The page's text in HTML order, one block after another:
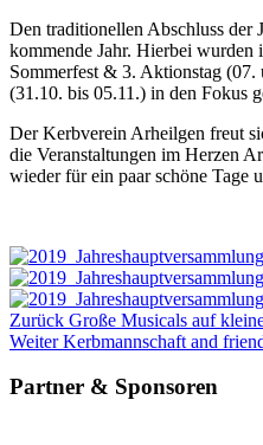
Den tra­di­tio­nel­len Abschluss
kom­men­de Jahr. Hier­bei wur­den
Som­mer­fest & 3. Akti­ons­tag
(31.10. bis 05.11.) in den Fokus
Der Kerb­ver­ein Arheil­gen freut
die Ver­an­stal­tun­gen im Her­zen
wie­der für ein paar schö­ne Tage
Beitragsnavigation
Vorheriger
Beitrag
Zurück Große Musicals auf
Nächster
Weiter Kerbmannschaft and
Partner & Sponsoren